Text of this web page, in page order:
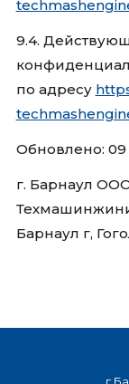
9.4.
по адресу
Обновлено:
г. Барнаул
Барнаул г,